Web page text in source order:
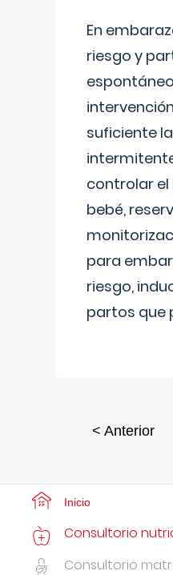
En
riesgo y
suficiente
controlar el
bebé,
para
riesgo,
partos que
< Anterior
Inicio
Consultorio
Consultorio